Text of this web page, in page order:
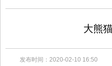
大熊
发布时间：2020-02-10 16:50